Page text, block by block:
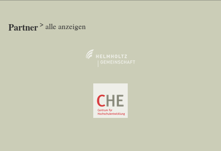
Partner alle anzeigen